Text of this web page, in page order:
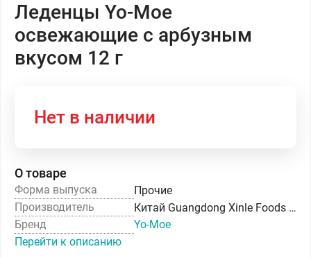
Леденцы Yo-Мое
освежающие с арбузным
вкусом 12 г
Нет в наличии
О товаре
Форма выпуска
Прочие
Производитель
Китай Guangdong Xinle Foods Co.,Ltd
Бренд
Yo-Мое
Перейти к описанию